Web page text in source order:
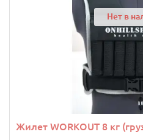
Нет в
Жилет WORKOUT 8 кг